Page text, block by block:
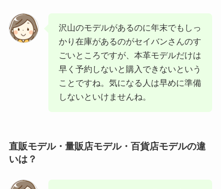
沢山のモデルがあるのに年末でもしっ
かり在庫があるのがセイバンさんのす
ごいところですが、本革モデルだけは
早く予約しないと購入できないという
ことですね。気になる人は早めに準備
しないといけませんね。
直販モデル・量販店モデル・百貨店モデルの違
いは？